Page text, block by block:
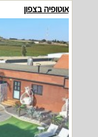
אוטופיה בצפון